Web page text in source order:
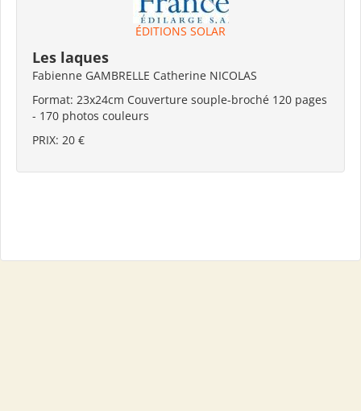
ÉDITIONS SOLAR
Les laques
Fabienne GAMBRELLE Catherine NICOLAS
Format: 23x24cm Couverture souple-broché 120 pages
- 170 photos couleurs
PRIX: 20 €